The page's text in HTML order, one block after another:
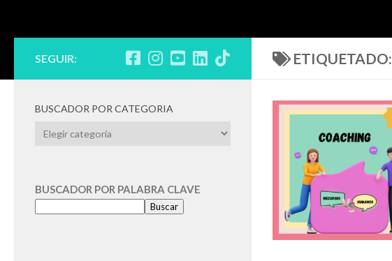
ETIQUETADO:
SEGUIR:
BUSCADOR POR CATEGORIA
BUSCADOR
BUSCADOR POR PALABRA CLAVE
Buscar